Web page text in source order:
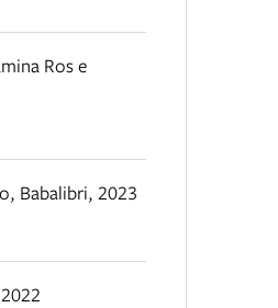
Ros e
, Babalibri, 2023
2022